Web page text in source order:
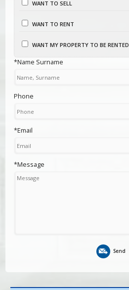
WANT TO SELL
WANT TO RENT
WANT MY PROPERTY TO BE RENTED
*Name Surname
Phone
*Email
*Message
Send